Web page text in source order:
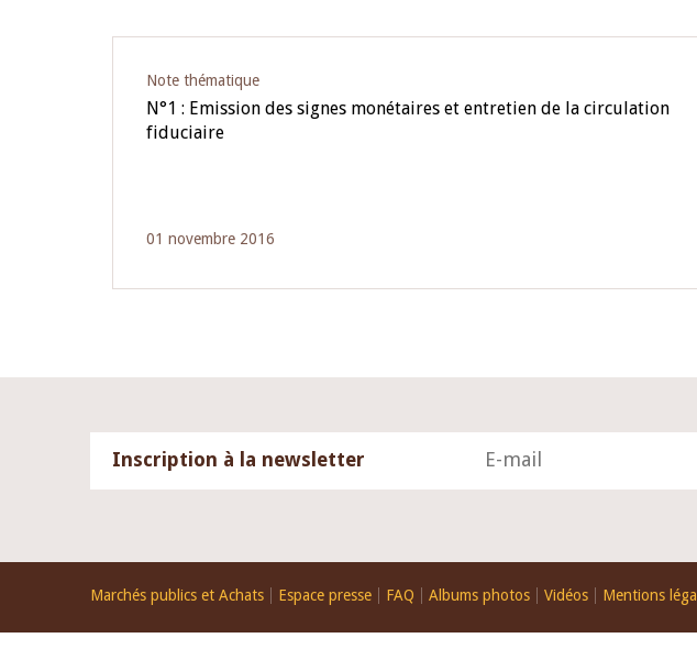
Note thématique
N°1 : Emission des signes monétaires et entretien de la circulation
fiduciaire
01 novembre 2016
Inscription à la newsletter
Footer
menu
Marchés publics et Achats Espace presse FAQ Albums photos Vidéos Mentions